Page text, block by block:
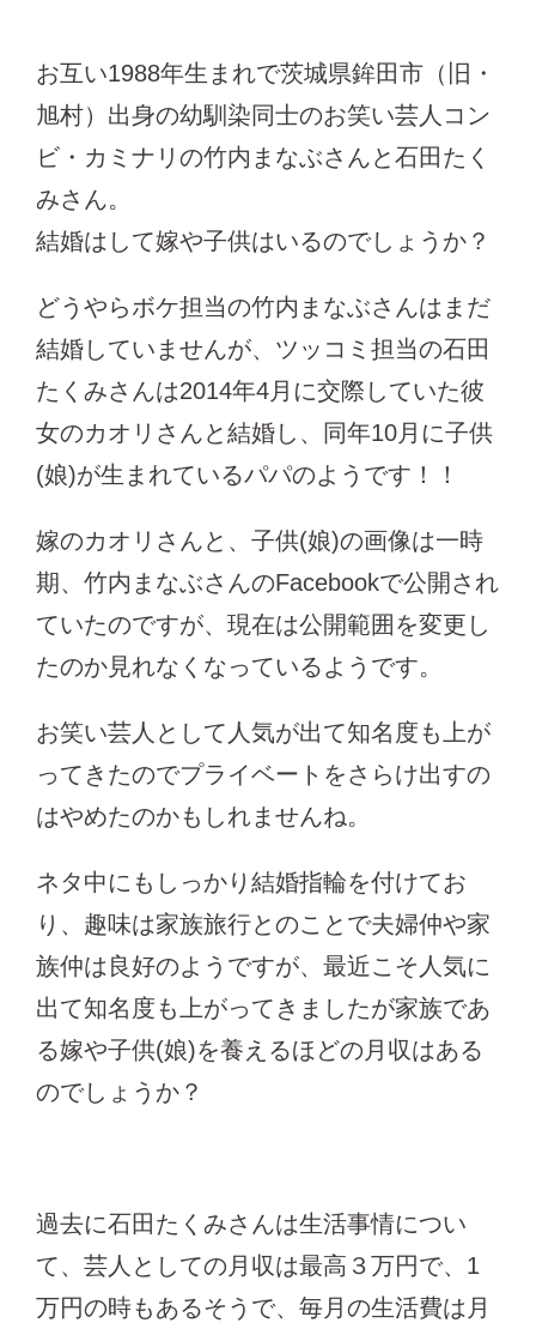
お互い1988年生まれで茨城県鉾田市（旧・
旭村）出身の幼馴染同士のお笑い芸人コン
ビ・カミナリの竹内まなぶさんと石田たく
みさん。
結婚はして嫁や子供はいるのでしょうか？
どうやらボケ担当の竹内まなぶさんはまだ
結婚していませんが、ツッコミ担当の石田
たくみさんは2014年4月に交際していた彼
女のカオリさんと結婚し、同年10月に子供
(娘)が生まれているパパのようです！！
嫁のカオリさんと、子供(娘)の画像は一時
期、竹内まなぶさんのFacebookで公開され
ていたのですが、現在は公開範囲を変更し
たのか見れなくなっているようです。
お笑い芸人として人気が出て知名度も上が
ってきたのでプライベートをさらけ出すの
はやめたのかもしれませんね。
ネタ中にもしっかり結婚指輪を付けてお
り、趣味は家族旅行とのことで夫婦仲や家
族仲は良好のようですが、最近こそ人気に
出て知名度も上がってきましたが家族であ
る嫁や子供(娘)を養えるほどの月収はある
のでしょうか？
過去に石田たくみさんは生活事情につい
て、芸人としての月収は最高３万円で、1
万円の時もあるそうで、毎月の生活費は月